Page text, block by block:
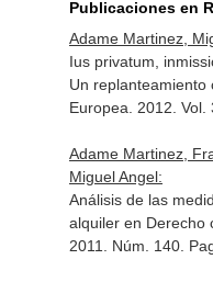
Publicaciones en
Adame Martinez,
Ius privatum,
Un replanteamiento
Europea . 2012.
Adame Martinez,
Miguel Angel:
Análisis de las
alquiler en Derecho
2011. Núm. 140.